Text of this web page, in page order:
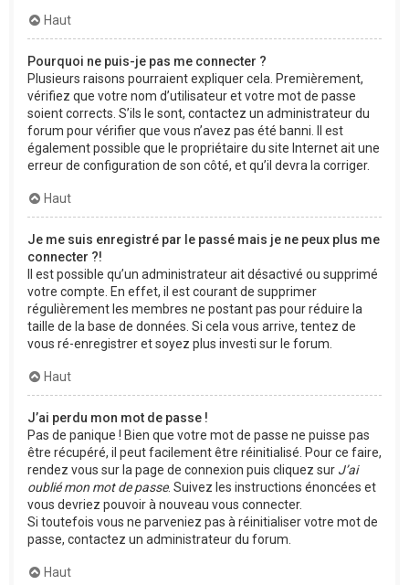
Haut
Pourquoi ne puis-je pas me connecter ?
Plusieurs raisons pourraient expliquer cela. Premièrement,
vérifiez que votre nom d’utilisateur et votre mot de passe
soient corrects. S’ils le sont, contactez un administrateur du
forum pour vérifier que vous n’avez pas été banni. Il est
également possible que le propriétaire du site Internet ait une
erreur de configuration de son côté, et qu’il devra la corriger.
Haut
Je me suis enregistré par le passé mais je ne peux plus me
connecter ?!
Il est possible qu’un administrateur ait désactivé ou supprimé
votre compte. En effet, il est courant de supprimer
régulièrement les membres ne postant pas pour réduire la
taille de la base de données. Si cela vous arrive, tentez de
vous ré-enregistrer et soyez plus investi sur le forum.
Haut
J’ai perdu mon mot de passe !
Pas de panique ! Bien que votre mot de passe ne puisse pas
être récupéré, il peut facilement être réinitialisé. Pour ce faire,
rendez vous sur la page de connexion puis cliquez sur J’ai
oublié mon mot de passe. Suivez les instructions énoncées et
vous devriez pouvoir à nouveau vous connecter.
Si toutefois vous ne parveniez pas à réinitialiser votre mot de
passe, contactez un administrateur du forum.
Haut